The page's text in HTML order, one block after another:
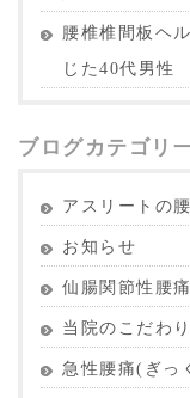
腰椎椎間板ヘ
じた40代男性
ブログカテゴリ
アスリートの
お知らせ
仙腸関節性腰痛
当院のこだわり
急性腰痛(ぎっ